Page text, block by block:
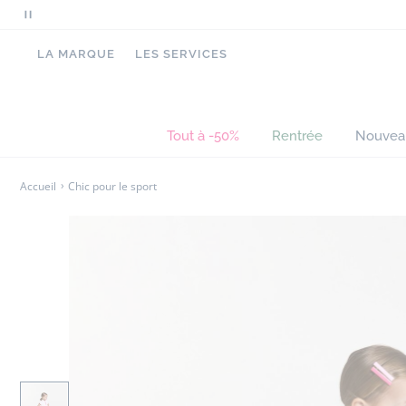
Mettre
pause
LA MARQUE LES SERVICES
Tout à -50% Rentrée
Accueil Chic pour le sport